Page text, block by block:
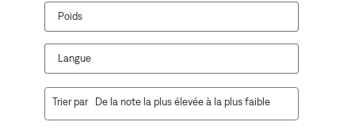
Poids
Langue
Trier par De la note la plus élevée à la plus faible